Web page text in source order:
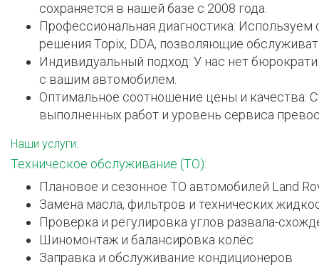
сохраняется в нашей базе с 2008 года.
Профессиональная диагностика: Используем
решения Topix, DDA, позволяющие
Индивидуальный подход: У нас нет
с вашим автомобилем.
Оптимальное соотношение цены и качества:
выполненных работ и уровень сервиса
Наши услуги:
Техническое обслуживание (ТО):
Плановое и сезонное ТО автомобилей Land
Замена масла, фильтров и технических
Проверка и регулировка углов развала-
Шиномонтаж и балансировка колёс
Заправка и обслуживание кондиционеров